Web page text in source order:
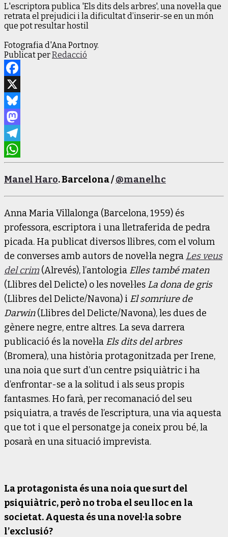
L'escriptora publica 'Els dits dels arbres', una novel·la que
retrata el prejudici i la dificultat d’inserir-se en un món
que pot resultar hostil
Fotografia d'Ana Portnoy.
Publicat perRedacció
Facebook
X
Bluesky
Mastodon
Telegram
WhatsApp
Manel Haro. Barcelona /@manelhc
Anna Maria Villalonga (Barcelona, 1959) és
professora, escriptora i una lletraferida de pedra
picada. Ha publicat diversos llibres, com el volum
de converses amb autors de novel·la negra Les veus
del crim(Alrevés), l’antologia Elles també maten
(Llibres del Delicte) o les novel·les La dona de gris
(Llibres del Delicte/Navona) i El somriure de
Darwin(Llibres del Delicte/Navona), les dues de
gènere negre, entre altres. La seva darrera
publicació és la novel·la Els dits del arbres
(Bromera), una història protagonitzada per Irene,
una noia que surt d’un centre psiquiàtric i ha
d’enfrontar-se a la solitud i als seus propis
fantasmes. Ho farà, per recomanació del seu
psiquiatra, a través de l’escriptura, una via aquesta
que tot i que el personatge ja coneix prou bé, la
posarà en una situació imprevista.
La protagonista és una noia que surt del
psiquiàtric, però no troba el seu lloc en la
societat. Aquesta és una novel·la sobre
l’exclusió?